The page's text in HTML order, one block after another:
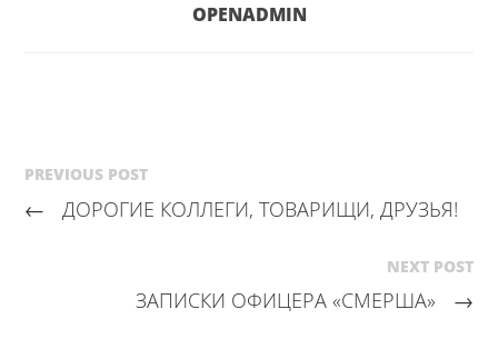
OPENADMIN
PREVIOUS POST
← ДОРОГИЕ КОЛЛЕГИ, ТОВАРИЩИ, ДРУЗЬЯ!
NEXT POST
ЗАПИСКИ ОФИЦЕРА «СМЕРША» →